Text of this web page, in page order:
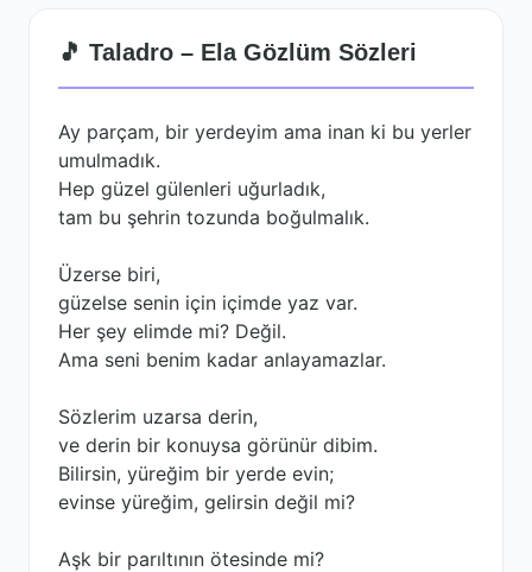
🎵 Taladro – Ela Gözlüm Sözleri
Ay parçam, bir yerdeyim ama inan ki bu yerler
umulmadık.
Hep güzel gülenleri uğurladık,
tam bu şehrin tozunda boğulmalık.
Üzerse biri,
güzelse senin için içimde yaz var.
Her şey elimde mi? Değil.
Ama seni benim kadar anlayamazlar.
Sözlerim uzarsa derin,
ve derin bir konuysa görünür dibim.
Bilirsin, yüreğim bir yerde evin;
evinse yüreğim, gelirsin değil mi?
Aşk bir parıltının ötesinde mi?